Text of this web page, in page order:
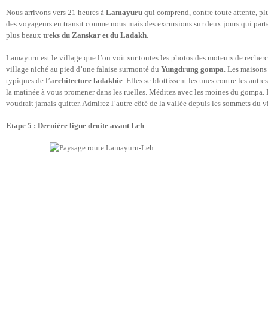
Nous arrivons vers 21 heures à Lamayuru qui comprend, contre toute attente,
des voyageurs en transit comme nous mais des excursions sur deux jours qui
plus beaux treks du Zanskar et du Ladakh.
Lamayuru est le village que l’on voit sur toutes les photos des moteurs de
village niché au pied d’une falaise surmonté du Yungdrung gompa . Les
typiques de l’architecture ladakhie . Elles se blottissent les unes contre les
la matinée à vous promener dans les ruelles. Méditez avec les moines du
voudrait jamais quitter. Admirez l’autre côté de la vallée depuis les sommets
Etape 5 : Dernière ligne droite avant Leh